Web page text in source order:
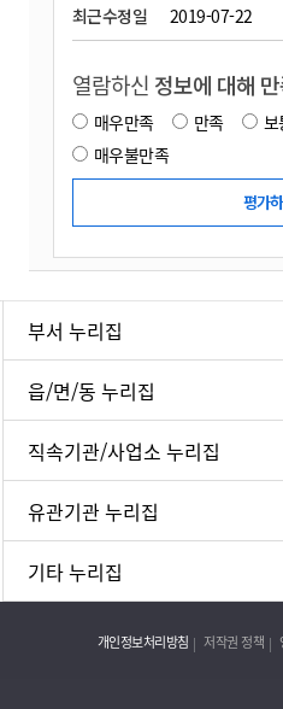
최근수정일 2019-07-22
열람하신 정보에 대해
매우만족 만족
매우불만족
부서 누리집
읍/면/동 누리집
직속기관/사업소 누리집
유관기관 누리집
기타 누리집
개인정보처리방침 저작권 정책